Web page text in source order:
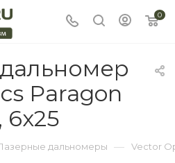
0
Paragon
6x25
дальномеры — Vector